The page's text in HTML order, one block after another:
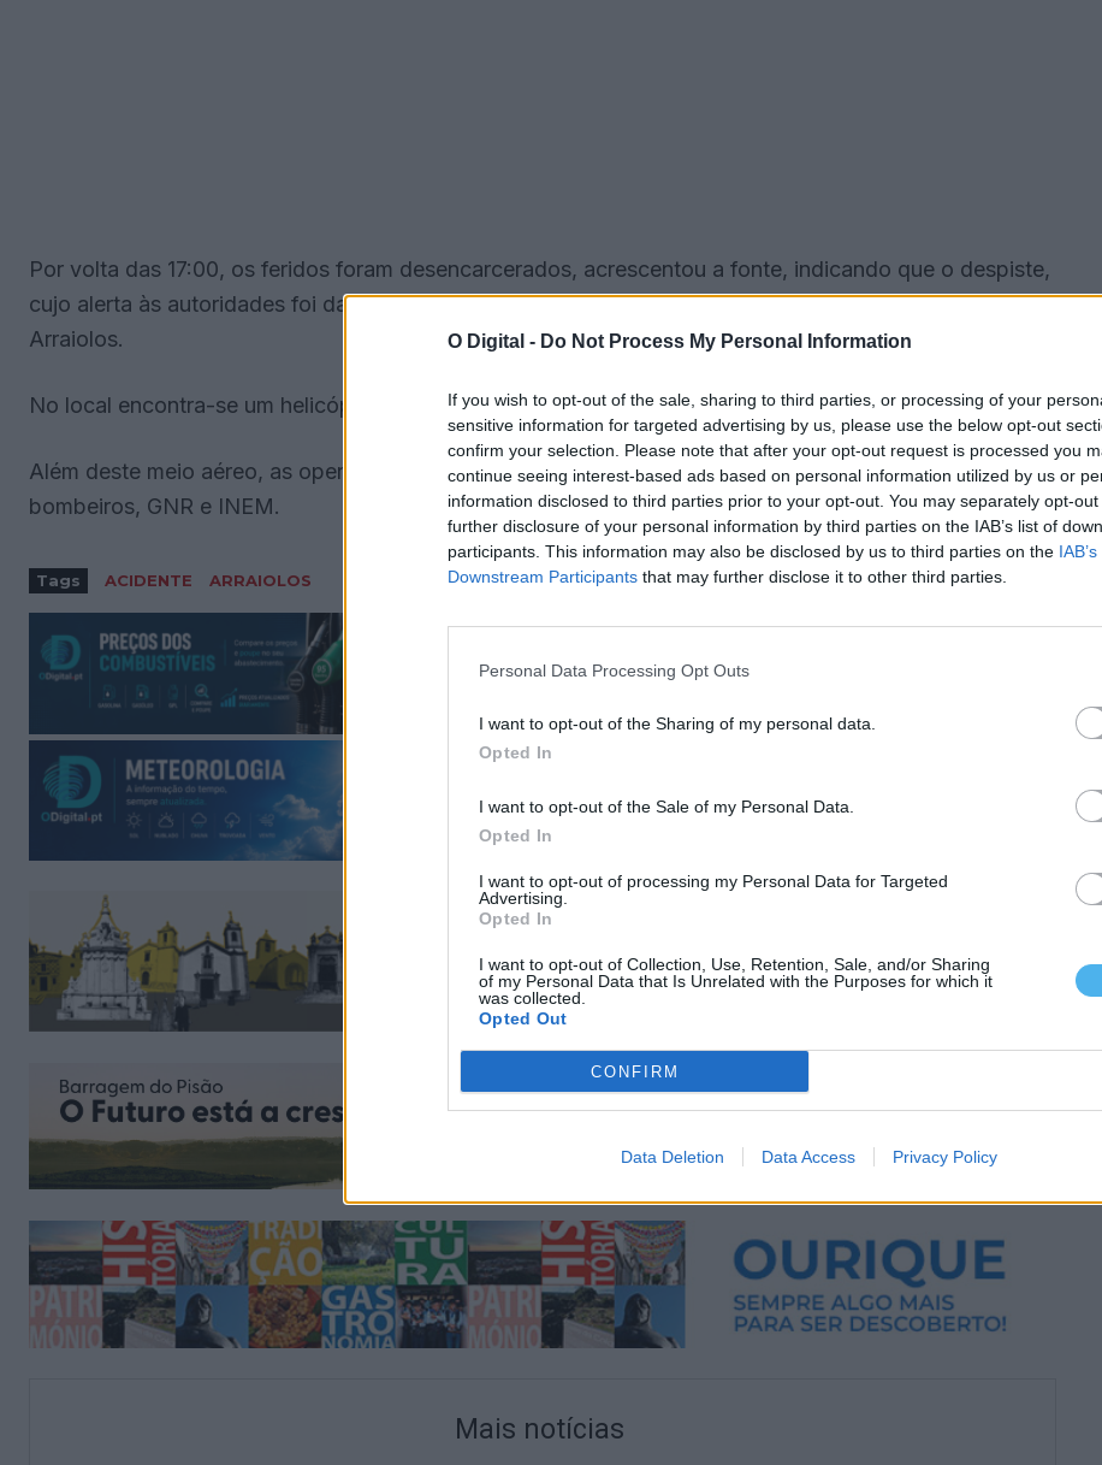
O Digital - Do Not Process My Personal Information
If you wish to opt-out of the sale, sharing to third parties, or processing of your
sensitive information for targeted advertising by us, please use the below opt-out
confirm your selection. Please note that after your opt-out request is processed you
continue seeing interest-based ads based on personal information utilized by us or
information disclosed to third parties prior to your opt-out. You may separately opt-
further disclosure of your personal information by third parties on the IAB’s list of
participants. This information may also be disclosed by us to third parties on the
Downstream Participants that may further disclose it to other third parties.
Personal Data Processing Opt Outs
I want to opt-out of the Sharing of my personal data.
Opted In
I want to opt-out of the Sale of my Personal Data.
Opted In
I want to opt-out of processing my Personal Data for Targeted
Advertising.
Opted In
I want to opt-out of Collection, Use, Retention, Sale, and/or Sharing
of my Personal Data that Is Unrelated with the Purposes for which it
was collected.
Opted Out
CONFIRM
Data Deletion Data Access Privacy Policy
Por volta das 17:00, os feridos foram desencarcerados, acrescentou a fonte, indicando que o despiste,
cujo alerta às autoridades foi dado às 16:26, aconteceu ao quilómetro 109,200 da EN4, no concelho de
Arraiolos.
No local encontra-se um helicóptero do Instituto Nacional de Emergência Médica (INEM).
Além deste meio aéreo, as operações de socorro mobilizam 21 operacionais e sete veículos, dos
bombeiros, GNR e INEM.
Tags ACIDENTE ARRAIOLOS
Mais notícias